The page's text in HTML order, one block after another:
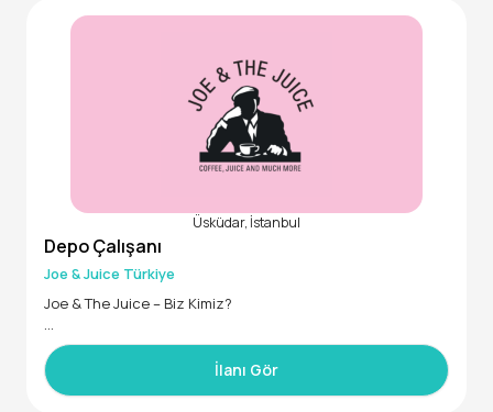
• DOĞUM GÜNLERİNDE 2.500 TL HEDİYE ÇEKİ
ANKARA'DA BULUNAN TÜM ŞUBELERİMİZ İÇİN PERSONEL ARA
Üsküdar, İstanbul
Depo Çalışanı
Joe & Juice Türkiye
Joe & The Juice – Biz Kimiz?
2002 yılında Danimarka’da kurulan Joe & The Juice, hızlı te
mpolu ve sağlıklı yaşam tarzlarını benimseyen yeni nesil tük
eticilere hitap eden modern bir kentsel ortam sunuyor. 18 ül
İlanı Gör